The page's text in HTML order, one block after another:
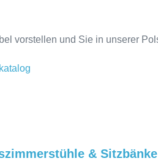
vorstellen und Sie in unserer
&